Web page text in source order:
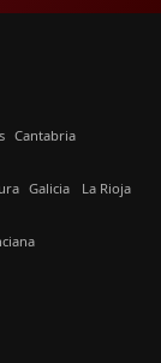
Cantabria
Galicia La Rioja